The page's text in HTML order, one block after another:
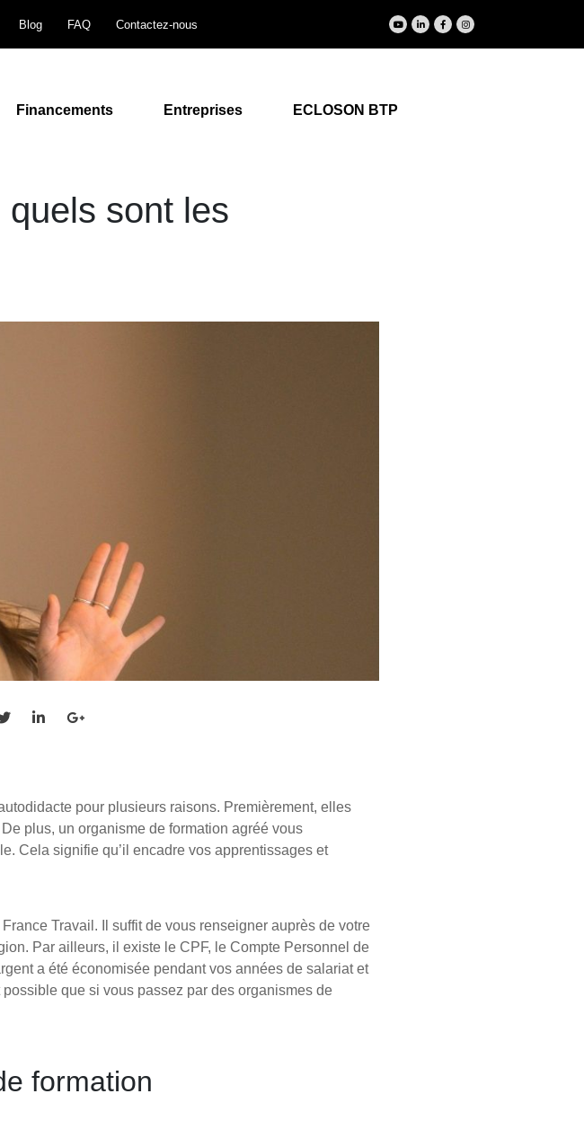
Blog FAQ Contactez-nous
Financements Entreprises ECLOSON BTP
sont les
pour plusieurs raisons. Premièrement, elles
plus, un organisme de formation agréé vous
Cela signifie qu’il encadre vos apprentissages et
Travail. Il suffit de vous renseigner auprès de votre
Par ailleurs, il existe le CPF, le Compte Personnel de
a été économisée pendant vos années de salariat et
que si vous passez par des organismes de
formation